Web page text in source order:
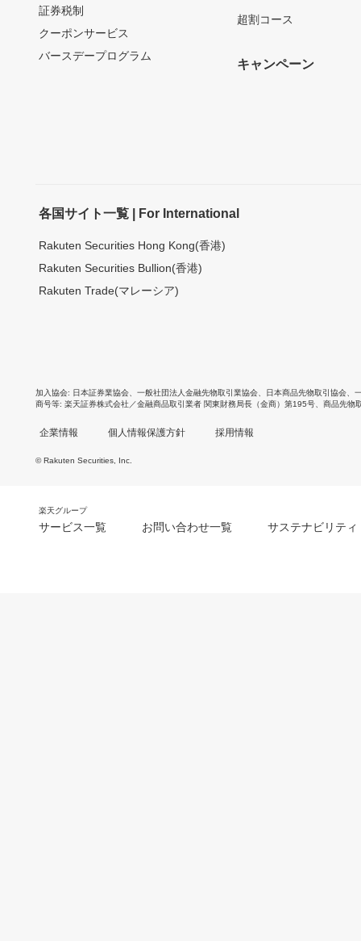
証券税制
クーポンサービス
バースデープログラム
超割コース
キャンペーン
各国サイト一覧 | For International
Rakuten Securities Hong Kong(香港)
Rakuten Securities Bullion(香港)
Rakuten Trade(マレーシア)
加入協会 日本証券業協会 一般社団法人金融先物取引業協会 日本商品先物取引協会
商号等 楽天証券株式会社／金融商品取引業者 関東財務局長（金商）第195号、商品先物
企業情報 個人情報保護方針 採用情報
© Rakuten Securities, Inc.
楽天グループ
サービス一覧 お問い合わせ一覧 サステナビリティ